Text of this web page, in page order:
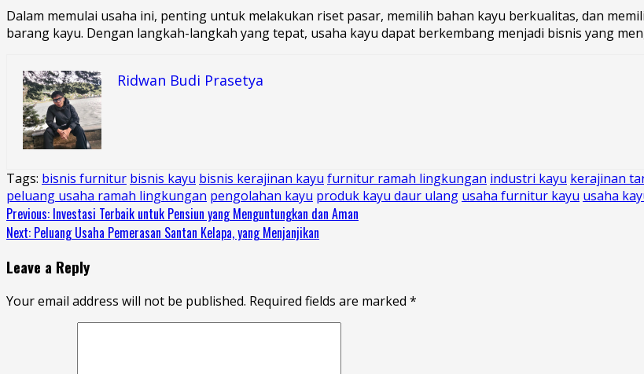
Dalam memulai usaha ini, penting untuk melakukan riset pasar, memilih bahan kayu berkualitas, dan
barang kayu. Dengan langkah-langkah yang tepat, usaha kayu dapat berkembang menjadi bisnis yang
Ridwan Budi Prasetya
Tags: bisnis furnitur bisnis kayu bisnis kerajinan kayu furnitur ramah lingkungan industri kayu kerajinan
peluang usaha ramah lingkungan pengolahan kayu produk kayu daur ulang usaha furnitur kayu usaha
Continue
Reading
Previous: Investasi Terbaik untuk Pensiun yang Menguntungkan dan Aman
Next: Peluang Usaha Pemerasan Santan Kelapa, yang Menjanjikan
Leave a Reply
Your email address will not be published. Required fields are marked *